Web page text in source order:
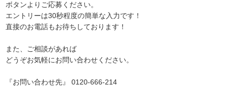
ボタンよりご応募ください。
エントリーは30秒程度の簡単な入力です！
直接のお電話もお待ちしております！
また、ご相談があれば
どうぞお気軽にお問い合わせください。
『お問い合わせ先』 0120-666-214